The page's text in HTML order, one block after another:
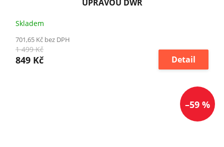
ÚPRAVOU DWR
Skladem
701,65 Kč bez DPH
1 499 Kč
849 Kč Detail
–59 %